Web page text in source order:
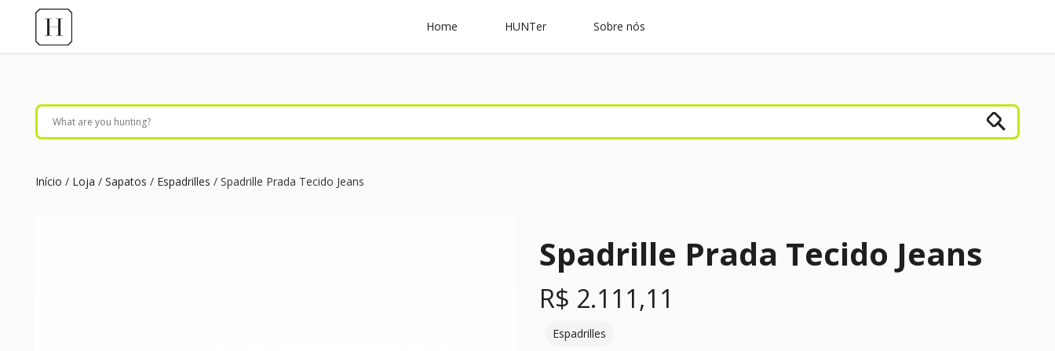
Home HUNTer Sobre nós
Início / Loja / Sapatos / Espadrilles / Spadrille Prada Tecido Jeans
Spadrille Prada Tecido Jeans
R$ 2.111,11
Espadrilles